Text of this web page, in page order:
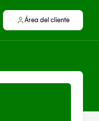
Área del cliente